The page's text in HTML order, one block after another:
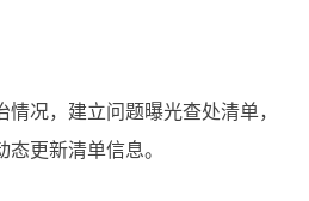
情况，建立问题曝光查处清单，
更新清单信息。